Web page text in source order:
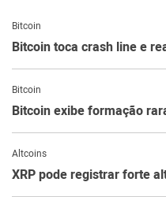
Bitcoin
Bitcoin toca crash line e
Bitcoin
Bitcoin exibe formação
Altcoins
XRP pode registrar forte